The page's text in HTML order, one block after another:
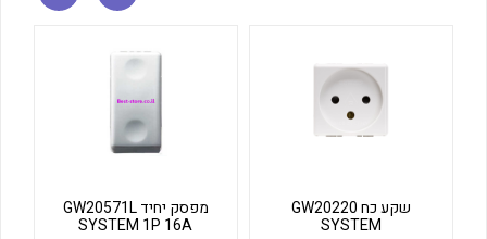
לכל מוצרי היצרן לכל מוצרי היצרן
שקע כח GW20220
SYSTEM
מפסק יחיד GW20571L
SYSTEM 1P 16A